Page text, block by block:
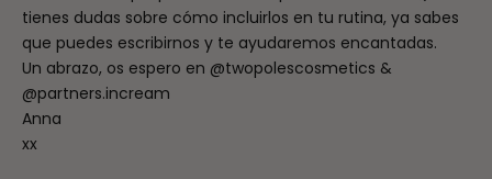
tienes dudas sobre cómo incluirlos en tu rutina, ya sabes
que puedes escribirnos y te ayudaremos encantadas.
Un abrazo, os espero en @twopolescosmetics &
@partners.incream
Anna
xx